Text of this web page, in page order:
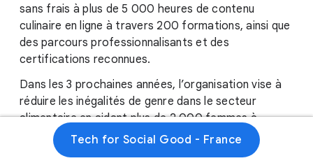
sans frais à plus de 5 000 heures de contenu
culinaire en ligne à travers 200 formations, ainsi que
des parcours professionnalisants et des
certifications reconnues.
Dans les 3 prochaines années, l’organisation vise à
réduire les inégalités de genre dans le secteur
alimentaire en aidant plus de 2 000 femmes à
décrocher un poste dans la restauration et en
permettant à environ 500 entrepreneuses de créer
Tech for Social Good - France